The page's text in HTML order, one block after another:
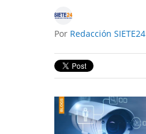
Por Redacción SIETE24